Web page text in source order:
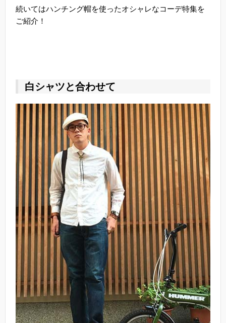
続いてはハンチング帽を使ったオシャレなコーデ特集を
ご紹介！
白シャツと合わせて